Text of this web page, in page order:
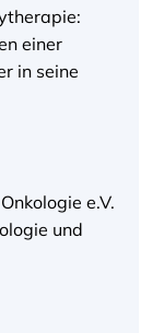
einer
in seine
e.V.
und